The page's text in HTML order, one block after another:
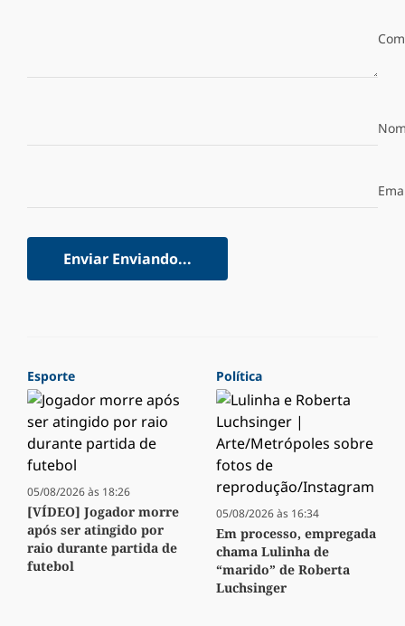
Enviar Enviando...
Esporte
05/08/2026 às 18:26
[VÍDEO] Jogador morre
após ser atingido por
raio durante partida de
futebol
Política
05/08/2026 às 16:34
Em processo, empregada
chama Lulinha de
“marido” de Roberta
Luchsinger